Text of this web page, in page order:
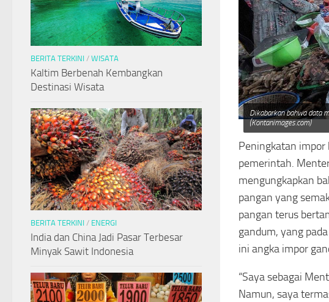
Dikabarkan bahwa data
(Kontanimages.com)
Peningkatan impor
pemerintah.
mengungkapkan
pangan yang
pangan terus
gandum, yang
ini angka impor
“Saya sebagai
Namun, saya
BERITA TERKINI / WISATA
Kaltim Berbenah Kembangkan
Destinasi Wisata
BERITA TERKINI / ENERGI
India dan China Jadi Pasar Terbesar
Minyak Sawit Indonesia